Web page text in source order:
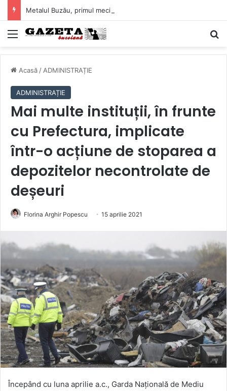
Mediu
Acasă / ADMINISTRAȚIE
ADMINISTRAȚIE
Mai multe instituții, în frunte
cu Prefectura, implicate
într-o acțiune de stoparea a
depozitelor necontrolate de
deșeuri
Florina Arghir Popescu 15 aprilie 2021
Începând cu luna aprilie a.c., Garda Națională de Mediu